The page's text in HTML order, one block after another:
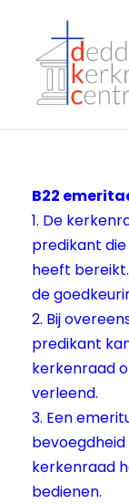
B22
1. De
predikant
heeft
de
2. Bij
predikant
kerkenraad
verleend.
3. Een
kerkenraad
bedienen.